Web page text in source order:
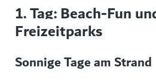
1. Tag: Beach-Fun
Freizeitparks
Sonnige Tage am Strand